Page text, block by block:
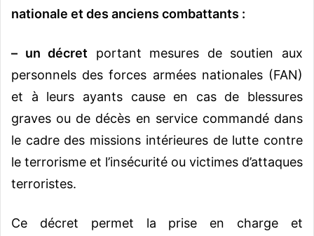
nationale et des anciens combattants :
– un décret portant mesures de soutien aux
personnels des forces armées nationales (FAN)
et à leurs ayants cause en cas de blessures
graves ou de décès en service commandé dans
le cadre des missions intérieures de lutte contre
le terrorisme et l’insécurité ou victimes d’attaques
terroristes.
Ce décret permet la prise en charge et